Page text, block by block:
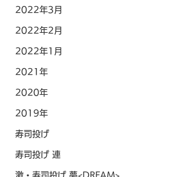
2022年3月
2022年2月
2022年1月
2021年
2020年
2019年
寿司投げ
寿司投げ 連
激・寿司投げ 夢<DREAM>